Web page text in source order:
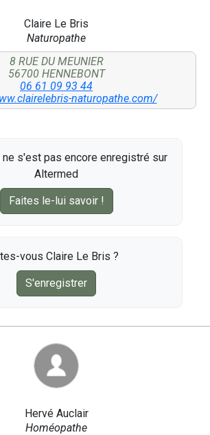
Claire Le Bris
Naturopathe
8 RUE DU MEUNIER
56700 HENNEBONT
06 61 09 93 44
naturopathe.com/
ne s'est pas encore enregistré sur
Altermed
Faites le-lui savoir !
vous Claire Le Bris ?
S'enregistrer
Hervé Auclair
Homéopathe